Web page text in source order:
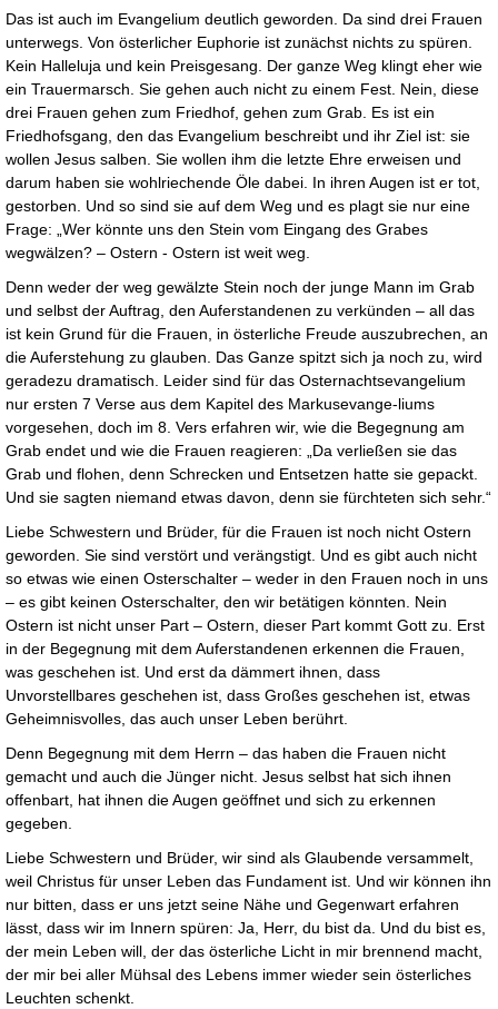
Das ist auch im Evangelium deutlich geworden. Da sind drei Frauen
unterwegs. Von österlicher Euphorie ist zunächst nichts zu spüren.
Kein Halleluja und kein Preisgesang. Der ganze Weg klingt eher wie
ein Trauermarsch. Sie gehen auch nicht zu einem Fest. Nein, diese
drei Frauen gehen zum Friedhof, gehen zum Grab. Es ist ein
Friedhofsgang, den das Evangelium beschreibt und ihr Ziel ist: sie
wollen Jesus salben. Sie wollen ihm die letzte Ehre erweisen und
darum haben sie wohlriechende Öle dabei. In ihren Augen ist er tot,
gestorben. Und so sind sie auf dem Weg und es plagt sie nur eine
Frage: „Wer könnte uns den Stein vom Eingang des Grabes
wegwälzen? – Ostern - Ostern ist weit weg.
Denn weder der weg gewälzte Stein noch der junge Mann im Grab
und selbst der Auftrag, den Auferstandenen zu verkünden – all das
ist kein Grund für die Frauen, in österliche Freude auszubrechen, an
die Auferstehung zu glauben. Das Ganze spitzt sich ja noch zu, wird
geradezu dramatisch. Leider sind für das Osternachtsevangelium
nur ersten 7 Verse aus dem Kapitel des Markusevange-liums
vorgesehen, doch im 8. Vers erfahren wir, wie die Begegnung am
Grab endet und wie die Frauen reagieren: „Da verließen sie das
Grab und flohen, denn Schrecken und Entsetzen hatte sie gepackt.
Und sie sagten niemand etwas davon, denn sie fürchteten sich sehr.“
Liebe Schwestern und Brüder, für die Frauen ist noch nicht Ostern
geworden. Sie sind verstört und verängstigt. Und es gibt auch nicht
so etwas wie einen Osterschalter – weder in den Frauen noch in uns
– es gibt keinen Osterschalter, den wir betätigen könnten. Nein
Ostern ist nicht unser Part – Ostern, dieser Part kommt Gott zu. Erst
in der Begegnung mit dem Auferstandenen erkennen die Frauen,
was geschehen ist. Und erst da dämmert ihnen, dass
Unvorstellbares geschehen ist, dass Großes geschehen ist, etwas
Geheimnisvolles, das auch unser Leben berührt.
Denn Begegnung mit dem Herrn – das haben die Frauen nicht
gemacht und auch die Jünger nicht. Jesus selbst hat sich ihnen
offenbart, hat ihnen die Augen geöffnet und sich zu erkennen
gegeben.
Liebe Schwestern und Brüder, wir sind als Glaubende versammelt,
weil Christus für unser Leben das Fundament ist. Und wir können ihn
nur bitten, dass er uns jetzt seine Nähe und Gegenwart erfahren
lässt, dass wir im Innern spüren: Ja, Herr, du bist da. Und du bist es,
der mein Leben will, der das österliche Licht in mir brennend macht,
der mir bei aller Mühsal des Lebens immer wieder sein österliches
Leuchten schenkt.